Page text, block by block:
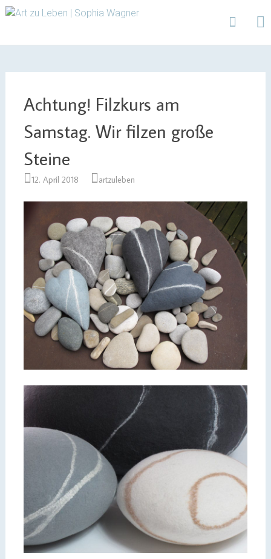
Art zu Leben | Sophia
Achtung! Filzkurs am
Samstag. Wir filzen große
Steine
12. April 2018 artzuleben